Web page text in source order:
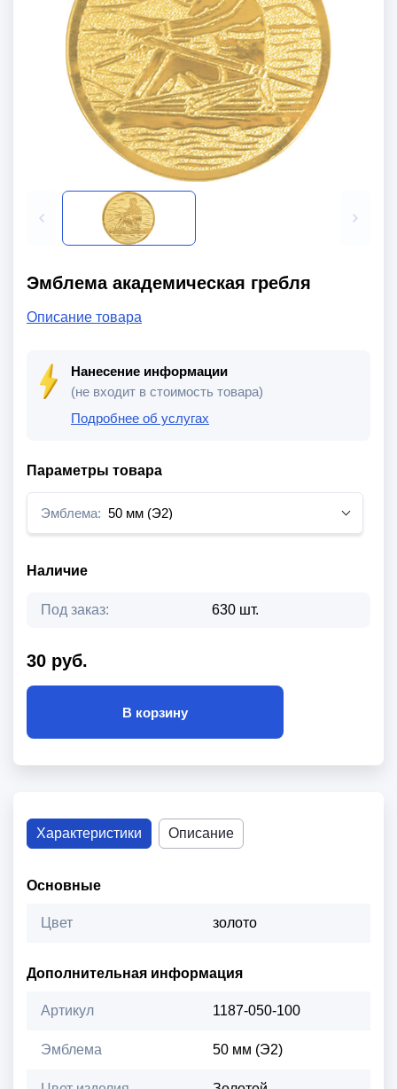
Эмблема академическая гребля
Описание товара
Нанесение информации
(не входит в стоимость товара)
Подробнее об услугах
Параметры товара
Эмблема: 50 мм (Э2)
Наличие
Под заказ: 630 шт.
30 руб.
В корзину
Характеристики Описание
Основные
Цвет золото
Дополнительная информация
Артикул 1187-050-100
Эмблема 50 мм (Э2)